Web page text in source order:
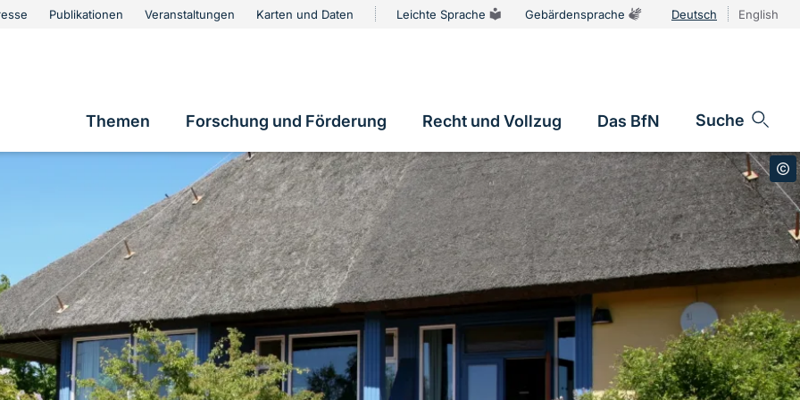
Publikationen Veranstaltungen Karten und Daten Leichte Sprache Gebärdensprache Deutsch English
Hauptnavigation
Themen Forschung und Förderung Recht und Vollzug Das BfN Suche